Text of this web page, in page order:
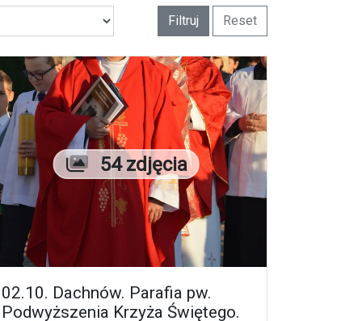
Filtruj Reset
Liczba zdjęć
54 zdjęcia
02.10. Dachnów. Parafia pw.
Podwyższenia Krzyża Świętego.